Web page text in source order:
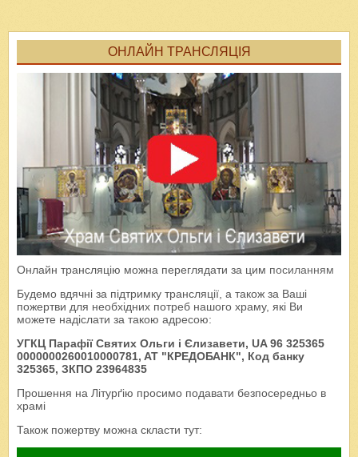
ОНЛАЙН ТРАНСЛЯЦІЯ
Онлайн трансляцію можна переглядати за цим посиланням
Будемо вдячні за підтримку трансляції, а також за Ваші
пожертви для необхідних потреб нашого храму, які Ви
можете надіслати за такою адресою:
УГКЦ Парафії Святих Ольги і Єлизавети, UA 96 325365
0000000260010000781, AT "КРЕДОБАНК", Код банку
325365, ЗКПО 23964835
Прошення на Літурґію просимо подавати безпосередньо в
храмі
Також пожертву можна скласти тут: